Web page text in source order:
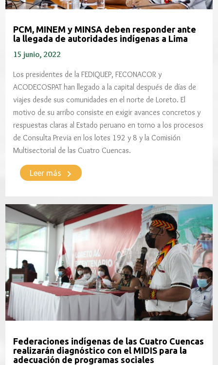
PCM, MINEM y MINSA deben responder ante
la llegada de autoridades indígenas a Lima
15 junio, 2022
Los presidentes de la FEDIQUEP, FECONACOR y
ACODECOSPAT han llegado a la capital después de días de
viajes desde sus comunidades en el norte de Loreto. El
motivo de su arribo consiste en exigir avances concretos y
respuestas claras al Estado peruano en torno a los procesos
de Consulta Previa en los lotes 192 y 8 y la Comisión
Multisectorial de las Cuatro Cuencas.
Leer más keyboard_arrow_right
Federaciones indígenas de las Cuatro Cuencas
realizarán diagnóstico con el MIDIS para la
adecuación de programas sociales